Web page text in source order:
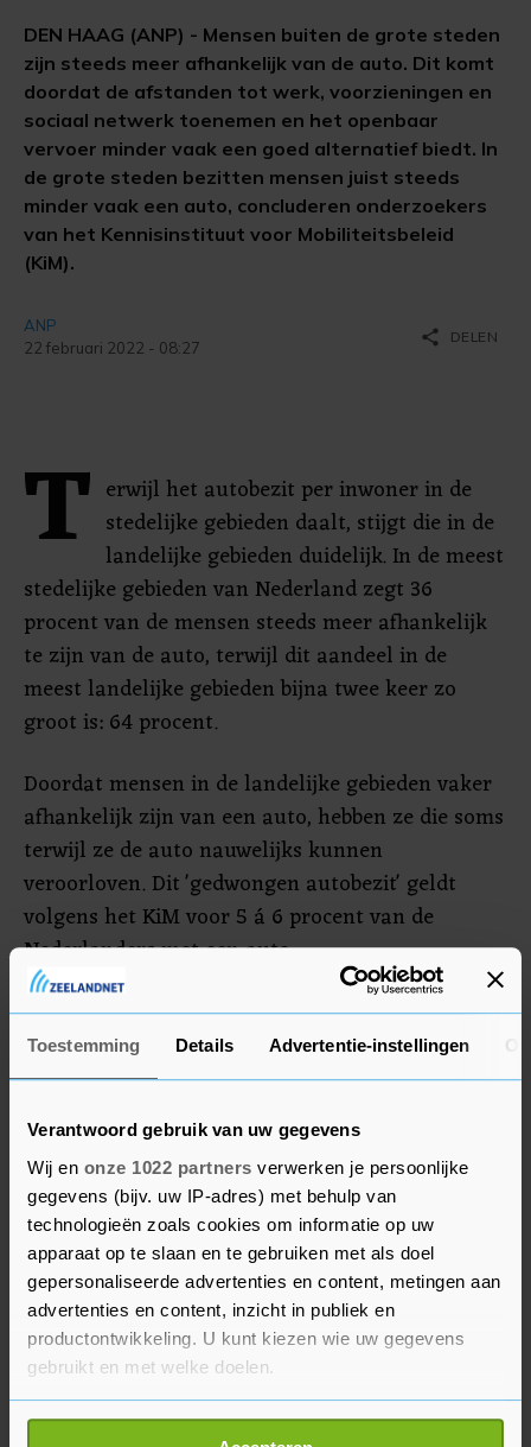
Toestemming Details Advertentie-instellingen
Verantwoord gebruik van uw gegevens
Wij en onze 1022 partners verwerken je persoonlijke
gegevens (bijv. uw IP-adres) met behulp van
technologieën zoals cookies om informatie op uw
apparaat op te slaan en te gebruiken met als doel
gepersonaliseerde advertenties en content, metingen aan
advertenties en content, inzicht in publiek en
productontwikkeling. U kunt kiezen wie uw gegevens
gebruikt en met welke doelen.
Als u het toestaat, willen we ook graag:
DEN HAAG (ANP) - Mensen buiten de grote steden
zijn steeds meer afhankelijk van de auto. Dit komt
doordat de afstanden tot werk, voorzieningen en
sociaal netwerk toenemen en het openbaar
vervoer minder vaak een goed alternatief biedt. In
de grote steden bezitten mensen juist steeds
minder vaak een auto, concluderen onderzoekers
van het Kennisinstituut voor Mobiliteitsbeleid
(KiM).
ANP
22 februari 2022 - 08:27
share DELEN
T erwijl het autobezit per inwoner in de
stedelijke gebieden daalt, stijgt die in de
landelijke gebieden duidelijk. In de meest
stedelijke gebieden van Nederland zegt 36
procent van de mensen steeds meer afhankelijk
te zijn van de auto, terwijl dit aandeel in de
meest landelijke gebieden bijna twee keer zo
groot is: 64 procent.
Doordat mensen in de landelijke gebieden vaker
afhankelijk zijn van een auto, hebben ze die soms
terwijl ze de auto nauwelijks kunnen
veroorloven. Dit 'gedwongen autobezit' geldt
volgens het KiM voor 5 á 6 procent van de
Nederlanders met een auto.
Aan het onderzoek deden bijna 1300 mensen
mee.